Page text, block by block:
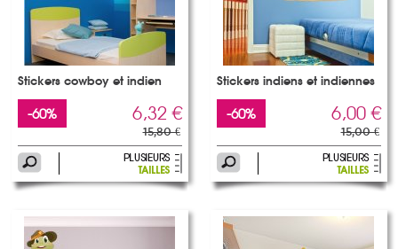
Stickers cowboy et indien
-60% 6,32 €
15,80 €
Stickers indiens et indiennes
-60% 6,00 €
15,00 €